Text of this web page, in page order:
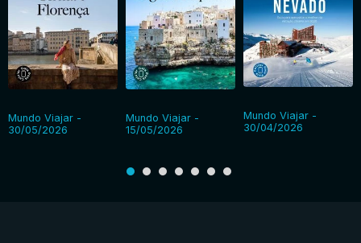
Mundo Viajar -
30/05/2026
Mundo Viajar -
15/05/2026
Mundo Viajar -
30/04/2026